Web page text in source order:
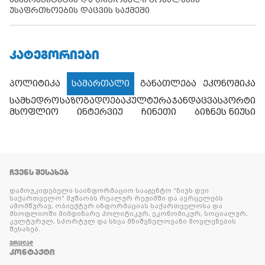
უსაფრთხოების დაცვის საქმეში
ᲙᲐᲢᲔᲒᲝᲠᲘᲔᲑᲘ
პოლიტიკა სამართალი განათლება
ეკონომიკა
სამხედროსაზოგადოებაკულტურაჯანდაცვასპორტი
მსოფლიო
ინტერვიუ ჩინეთი ბიზნეს ნიუსი
ᲩᲕᲔᲜᲡ ᲨᲔᲡᲐᲮᲔᲑ
დამოუკიდებელი საინფორმაციო სააგენტო “ნიუს დეი
საქართველო” მუშაობს რეალურ რეჟიმში და ავრცელებს
ამომწურავ, ობიექტურ ინფორმაციას საქართველოსა და
მსოფლიოში მიმდინარე პოლიტიკურ, ეკონომიკურ, სოციალურ,
კულტურულ, სპორტულ და სხვა მნიშვნელოვანი მოვლენების
შესახებ.
ᲕᲠᲪᲚᲐᲓ
ᲙᲝᲜᲢᲐᲥᲢᲘ